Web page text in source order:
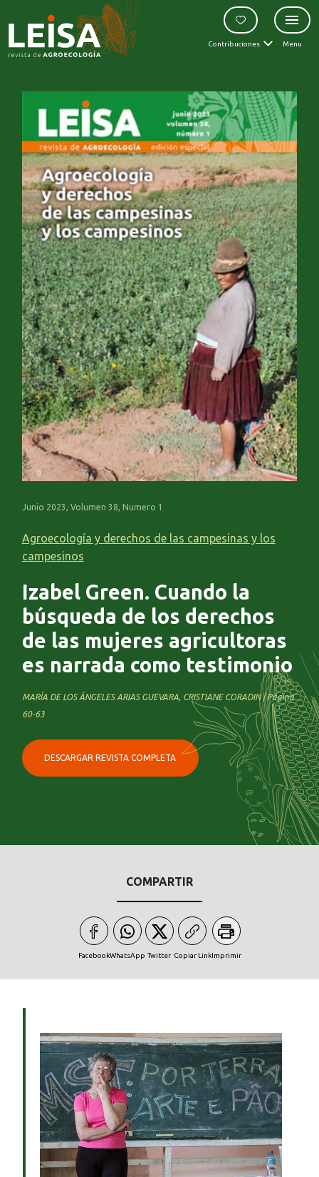
Contribuciones Menu
Junio 2023, Volumen 38, Numero 1
Agroecología y derechos de las campesinas y los
campesinos
Izabel Green. Cuando la
búsqueda de los derechos
de las mujeres agricultoras
es narrada como testimonio
MARÍA DE LOS ÁNGELES ARIAS GUEVARA, CRISTIANE CORADIN | Página
60-63
DESCARGAR REVISTA COMPLETA
COMPARTIR
FacebookWhatsApp Twitter Copiar LinkImprimir